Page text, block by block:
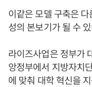
이같은 모델 구축은
성의 본보기가 될 수
라이즈사업은 정부가
앙정부에서 지방자치
에 맞춰 대학 혁신을